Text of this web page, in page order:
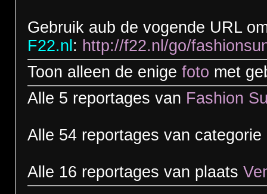
Gebruik aub de vogende URL
F22.nl : http://f22.nl/go/
Toon alleen de enige foto met
Alle 5 reportages van Fashion
Alle 54 reportages van categorie
Alle 16 reportages van plaats